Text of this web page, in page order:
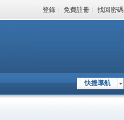
登錄 | 免費註冊 | 找回密碼
快捷導航